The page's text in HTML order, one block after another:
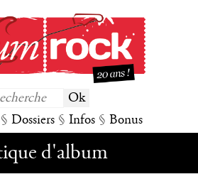
§ Dossiers § Infos § Bonus
d'album